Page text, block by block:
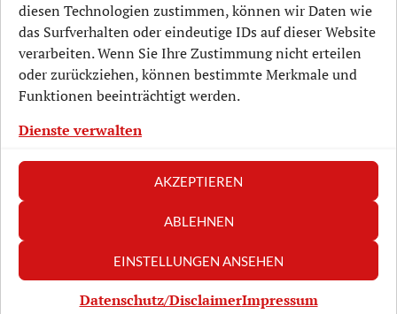
diesen Technologien zustimmen, können wir Daten wie
das Surfverhalten oder eindeutige IDs auf dieser Website
verarbeiten. Wenn Sie Ihre Zustimmung nicht erteilen
oder zurückziehen, können bestimmte Merkmale und
Funktionen beeinträchtigt werden.
Dienste verwalten
AKZEPTIEREN
ABLEHNEN
EINSTELLUNGEN ANSEHEN
Datenschutz/DisclaimerImpressum
Mitmachen
Unterstützen
Veranstaltungen
Verein
Datenschutz/Disclaimer
Impressum